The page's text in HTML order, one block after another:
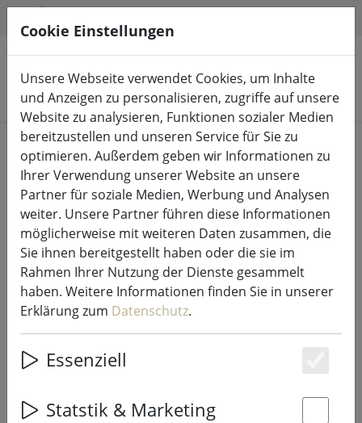
Produkte suchen
Start LED-Kerzen Indoor & Outdoor
Sompex NEO ROSE LED Kugel
11,5cm Echtwachs
50% SPAREN
Cookie Einstellungen
Unsere Webseite verwendet Cookies, um Inhalte
und Anzeigen zu personalisieren, zugriffe auf unsere
Website zu analysieren, Funktionen sozialer Medien
bereitzustellen und unseren Service für Sie zu
optimieren. Außerdem geben wir Informationen zu
Ihrer Verwendung unserer Website an unsere
Partner für soziale Medien, Werbung und Analysen
weiter. Unsere Partner führen diese Informationen
möglicherweise mit weiteren Daten zusammen, die
Sie ihnen bereitgestellt haben oder die sie im
Rahmen Ihrer Nutzung der Dienste gesammelt
haben. Weitere Informationen finden Sie in unserer
Erklärung zum Datenschutz.
Essenziell
Statstik & Marketing